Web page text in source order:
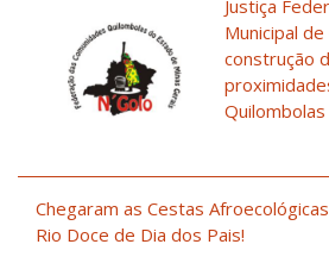
Justiça
Municipal
construção
Quilombolas
Chegaram as Cestas
Rio Doce de Dia dos Pais!